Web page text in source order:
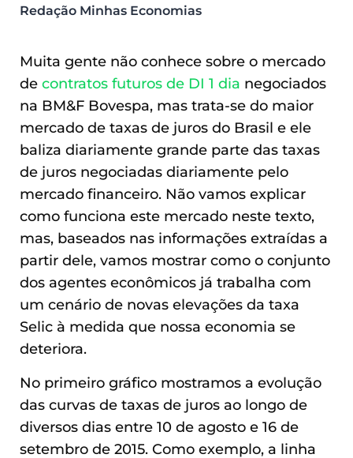
Redação Minhas Economias
Muita gente não conhece sobre o mercado
de contratos futuros de DI 1 dia negociados
na BM&F Bovespa, mas trata-se do maior
mercado de taxas de juros do Brasil e ele
baliza diariamente grande parte das taxas
de juros negociadas diariamente pelo
mercado financeiro. Não vamos explicar
como funciona este mercado neste texto,
mas, baseados nas informações extraídas a
partir dele, vamos mostrar como o conjunto
dos agentes econômicos já trabalha com
um cenário de novas elevações da taxa
Selic à medida que nossa economia se
deteriora.
No primeiro gráfico mostramos a evolução
das curvas de taxas de juros ao longo de
diversos dias entre 10 de agosto e 16 de
setembro de 2015. Como exemplo, a linha